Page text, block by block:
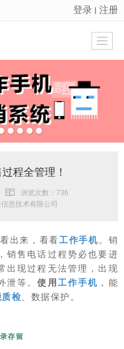
很遗憾，因您的浏览器版本过低导致无法获得最佳浏览体验，推荐下载安装谷歌浏览器！
登录 注册
程全管理！
浏览次数：736
息技术有限公司
出来，看看工作手机。 销
销售电话过程势必也要进
出现过程无法管理，出现
泄等。使用 工作手机 ，能
检 、数据保护。
存留